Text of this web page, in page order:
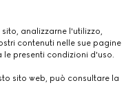
analizzarne l'utilizzo,
contenuti nelle sue pagine
presenti condizioni d'uso.
sito web, può consultare la